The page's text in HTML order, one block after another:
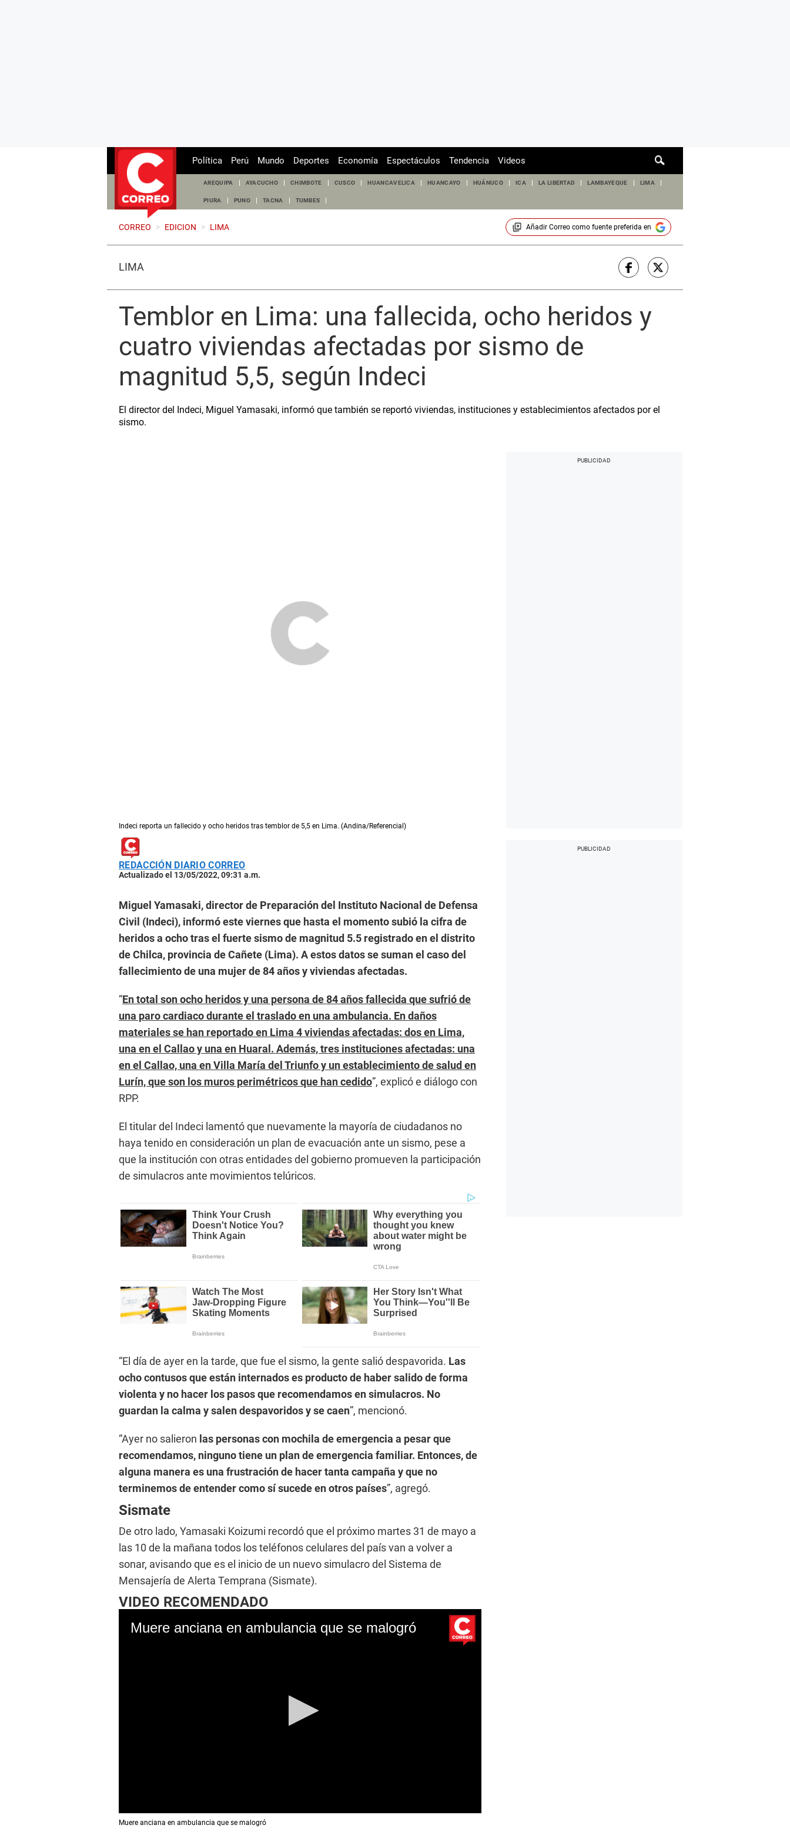
de
Política Perú Mundo Deportes Economía Espectáculos Tendencia Videos
AREQUIPA AYACUCHO CHIMBOTE CUSCO HUANCAVELICA HUANCAYO HUÁNUCO ICA LA LIBERTAD LAMBAYEQUE LIMA
PIURA PUNO TACNA TUMBES
CORREO > EDICION > LIMA Añadir Correocomo fuente preferida en
LIMA
Temblor en Lima: una fallecida, ocho heridos y
cuatro viviendas afectadas por sismo de
magnitud 5,5, según Indeci
El director del Indeci, Miguel Yamasaki, informó que también se reportó viviendas, instituciones y establecimientos afectados por el
sismo.
Indeci reporta un fallecido y ocho heridos tras temblor de 5,5 en Lima. (Andina/Referencial)
REDACCIÓN DIARIO CORREO
Actualizado el 13/05/2022, 09:31 a.m.
Miguel Yamasaki, director de Preparación del Instituto Nacional de Defensa
Civil (Indeci), informó este viernes que hasta el momento subió la cifra de
heridos a ocho tras el fuerte sismo de magnitud 5.5 registrado en el distrito
de Chilca, provincia de Cañete (Lima). A estos datos se suman el caso del
fallecimiento de una mujer de 84 años y viviendas afectadas.
“En total son ocho heridos y una persona de 84 años fallecida que sufrió de
una paro cardiaco durante el traslado en una ambulancia. En daños
materiales se han reportado en Lima 4 viviendas afectadas: dos en Lima,
una en el Callao y una en Huaral. Además, tres instituciones afectadas: una
en el Callao, una en Villa María del Triunfo y un establecimiento de salud en
Lurín, que son los muros perimétricos que han cedido”, explicó e diálogo con
RPP.
El titular del Indeci lamentó que nuevamente la mayoría de ciudadanos no
haya tenido en consideración un plan de evacuación ante un sismo, pese a
que la institución con otras entidades del gobierno promueven la participación
de simulacros ante movimientos telúricos.
“El día de ayer en la tarde, que fue el sismo, la gente salió despavorida. Las
ocho contusos que están internados es producto de haber salido de forma
violenta y no hacer los pasos que recomendamos en simulacros. No
guardan la calma y salen despavoridos y se caen”, mencionó.
“Ayer no salieron las personas con mochila de emergencia a pesar que
recomendamos, ninguno tiene un plan de emergencia familiar. Entonces, de
alguna manera es una frustración de hacer tanta campaña y que no
terminemos de entender como sí sucede en otros países”, agregó.
Sismate
De otro lado, Yamasaki Koizumi recordó que el próximo martes 31 de mayo a
las 10 de la mañana todos los teléfonos celulares del país van a volver a
sonar, avisando que es el inicio de un nuevo simulacro del Sistema de
Mensajería de Alerta Temprana (Sismate).
VIDEO RECOMENDADO
Muere anciana en ambulancia que se malogró
sMuere anciana en ambulancia que se malogró